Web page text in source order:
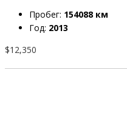
Пробег: 154088 км
Год: 2013
$12,350